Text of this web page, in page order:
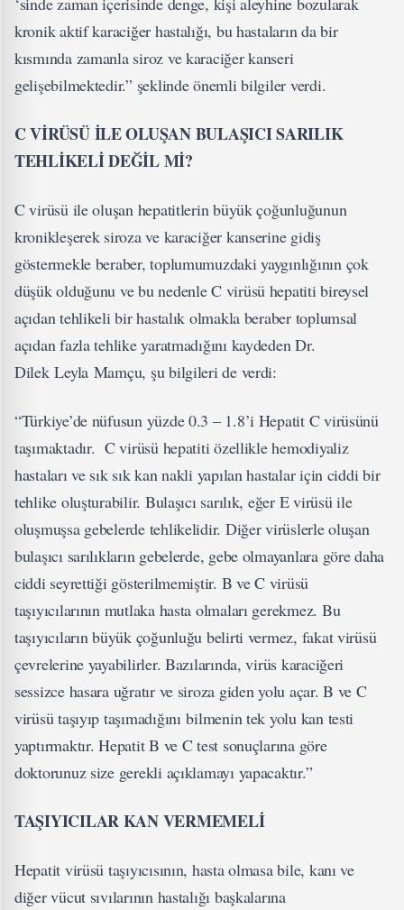
kronik aktif karaciğer hastalığı, bu hastaların da bir
kısmında zamanla siroz ve karaciğer kanseri
gelişebilmektedir.” şeklinde önemli bilgiler verdi.
C VİRÜSÜ İLE OLUŞAN BULAŞICI SARILIK
TEHLİKELİ DEĞİL Mİ?
C virüsü ile oluşan hepatitlerin büyük çoğunluğunun
kronikleşerek siroza ve karaciğer kanserine gidiş
göstermekle beraber, toplumumuzdaki yaygınlığının çok
düşük olduğunu ve bu nedenle C virüsü hepatiti bireysel
açıdan tehlikeli bir hastalık olmakla beraber toplumsal
açıdan fazla tehlike yaratmadığını kaydeden Dr.
Dilek Leyla Mamçu, şu bilgileri de verdi:
“Türkiye’de nüfusun yüzde 0.3 – 1.8’i Hepatit C virüsünü
taşımaktadır. C virüsü hepatiti özellikle hemodiyaliz
hastaları ve sık sık kan nakli yapılan hastalar için ciddi bir
tehlike oluşturabilir. Bulaşıcı sarılık, eğer E virüsü ile
oluşmuşsa gebelerde tehlikelidir. Diğer virüslerle oluşan
bulaşıcı sarılıkların gebelerde, gebe olmayanlara göre daha
ciddi seyrettiği gösterilmemiştir. B ve C virüsü
taşıyıcılarının mutlaka hasta olmaları gerekmez. Bu
taşıyıcıların büyük çoğunluğu belirti vermez, fakat virüsü
çevrelerine yayabilirler. Bazılarında, virüs karaciğeri
sessizce hasara uğratır ve siroza giden yolu açar. B ve C
virüsü taşıyıp taşımadığını bilmenin tek yolu kan testi
yaptırmaktır. Hepatit B ve C test sonuçlarına göre
doktorunuz size gerekli açıklamayı yapacaktır.”
TAŞIYICILAR KAN VERMEMELİ
Hepatit virüsü taşıyıcısının, hasta olmasa bile, kanı ve
diğer vücut sıvılarının hastalığı başkalarına